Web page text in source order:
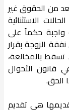
من الحقوق غير
الاستثنائية
حكماً على
الزوجة بقرار
تسقط بالمخالعة،
الأحوال
الحق.
هي تقديم